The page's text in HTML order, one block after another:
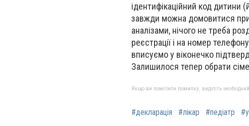
ідентифікаційний код дитини
завжди можна домовитися
аналізами, нічого не треба
реєстрації і на номер
вписуємо у віконечко
Залишилося тепер обрати
Якщо ви помітили помилку, виділіть
#декларація #лікар #педіатр